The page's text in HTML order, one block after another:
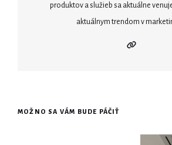
produktov a služieb sa aktuálne
aktuálnym trendom v
MOŽNO SA VÁM BUDE PÁČIŤ